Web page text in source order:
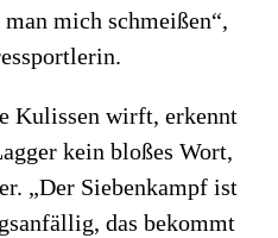
mich schmeißen“,
Kulissen wirft, erkennt
kein bloßes Wort,
„Der Siebenkampf ist
das bekommt